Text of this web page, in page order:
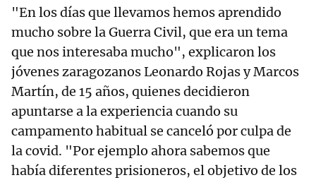
"En los días que llevamos hemos aprendido
mucho sobre la Guerra Civil, que era un tema
que nos interesaba mucho", explicaron los
jóvenes zaragozanos Leonardo Rojas y Marcos
Martín, de 15 años, quienes decidieron
apuntarse a la experiencia cuando su
campamento habitual se canceló por culpa de
la covid. "Por ejemplo ahora sabemos que
había diferentes prisioneros, el objetivo de los